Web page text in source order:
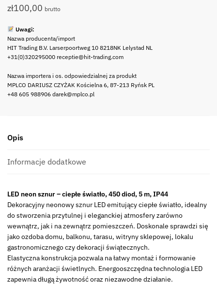
zł100,00 brutto
Uwagi:
Nazwa producenta/import
HIT Trading B.V. Larserpoortweg 10 8218NK Lelystad NL
+31(0)320295000 receptie@hit-trading.com
Nazwa importera i os. odpowiedzialnej za produkt
MPLCO DARIUSZ CZYŻAK Kościelna 6, 87-213 Ryńsk PL
+48 605 988906 darek@mplco.pl
Opis
Informacje dodatkowe
LED neon sznur – ciepłe światło, 450 diod, 5 m, IP44
Dekoracyjny neonowy sznur LED emitujący ciepłe światło, idealny
do stworzenia przytulnej i eleganckiej atmosfery zarówno
wewnątrz, jak i na zewnątrz pomieszczeń. Doskonale sprawdzi się
jako ozdoba domu, balkonu, tarasu, witryny sklepowej, lokalu
gastronomicznego czy dekoracji świątecznych.
Elastyczna konstrukcja pozwala na łatwy montaż i formowanie
różnych aranżacji świetlnych. Energooszczędna technologia LED
zapewnia długą żywotność oraz niezawodne działanie.